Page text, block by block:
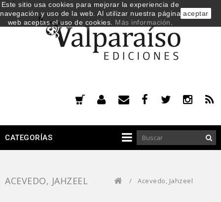
CATEGORÍAS
ACEVEDO, JAHZEEL / Acevedo, Jahzeel
Este sitio usa cookies para mejorar la experiencia de
navegación y uso de la web. Al utilizar nuestra página
web aceptas el uso de cookies. Más información
aceptar